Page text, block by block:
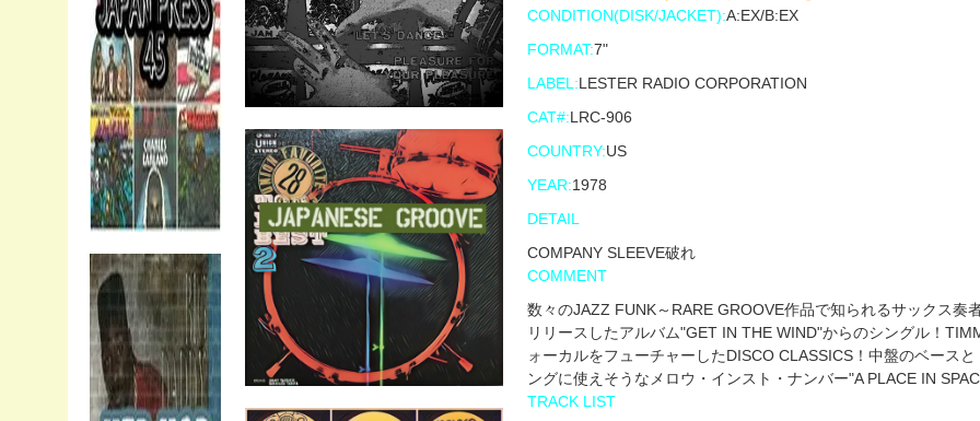
CONDITION(DISK/JACKET):A:EX/B:EX
FORMAT:7"
LABEL:LESTER RADIO CORPORATION
CAT#:LRC-906
COUNTRY:US
YEAR:1978
DETAIL
COMPANY SLEEVE破れ
COMMENT
数々のJAZZ FUNK～RARE GROOVE作品で知られるサックス
リリースしたアルバム"GET IN THE WIND"からのシングル！
ォーカルをフューチャーしたDISCO CLASSICS！中盤のベース
ングに使えそうなメロウ・インスト・ナンバー"A PLACE IN
TRACK LIST